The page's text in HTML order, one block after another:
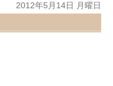
2012年5月14日 月曜日